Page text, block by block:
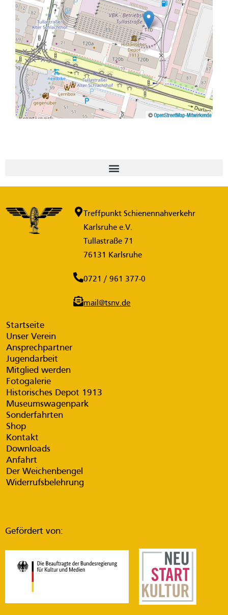
Treffpunkt Schienennahverkehr
Karlsruhe e.V.
Tullastraße 71
76131 Karlsruhe
0721 / 961 377-0
mail@tsnv.de
Startseite
Unser Verein
Ansprechpartner
Jugendarbeit
Mitglied werden
Fotogalerie
Historisches Depot 1913
Museumswagenpark
Sonderfahrten
Shop
Kontakt
Downloads
Anfahrt
Der Weichenbengel
Widerrufsbelehrung
Gefördert von: